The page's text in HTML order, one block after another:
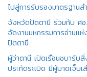
ไปสู่การรับรองมาตรฐาน
จังหวัดปัตตานี ร่วมกับ ศอ
จัดงานมหกรรมการอ่านแ
ปัตตานี
ผู้ว่าตานี เปิดเรือนชบารับ
ประทัดระเบิด มีผู้บาดเจ็บ